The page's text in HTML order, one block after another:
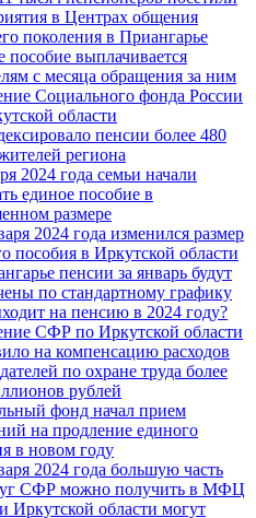
в Центрах общения
поколения в Приангарье
пособие выплачивается
с месяца обращения за ним
Социального фонда России
области
пенсии более 480
региона
2024 года семьи начали
единое пособие в
размере
2024 года изменился размер
пособия в Иркутской области
пенсии за январь будут
по стандартному графику
на пенсию в 2024 году?
СФР по Иркутской области
на компенсацию расходов
по охране труда более
рублей
фонд начал прием
на продление единого
в новом году
2024 года большую часть
СФР можно получить в МФЦ
Иркутской области могут